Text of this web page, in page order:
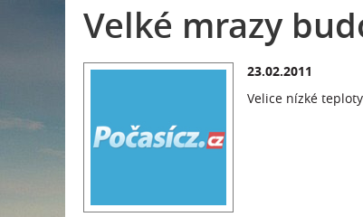
Velké mrazy
23.02.2011
Velice nízké